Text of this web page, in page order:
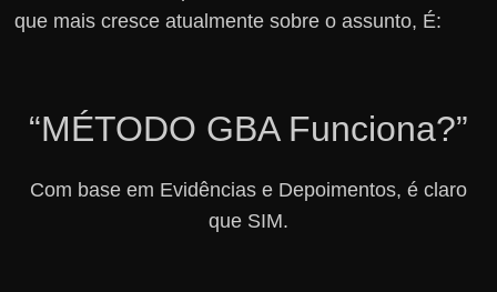
que mais cresce atualmente sobre o assunto, É:
“MÉTODO GBA Funciona?”
Com base em Evidências e Depoimentos, é claro
que SIM.